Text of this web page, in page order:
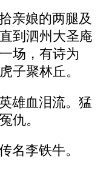
亲娘的两腿及
到泗州大圣庵
场，有诗为
子聚林丘。
雄血泪流。猛
仇。
名李铁牛。